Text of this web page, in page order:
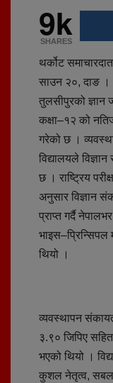
9k
SHARES
थर्कोट
साउन २०, दाङ ।
तुलसीपुरको ज्ञान
कक्षा–१२ को
गरेको छ ।
विद्यालयले
छ । राष्ट्रिय
अनुसार विज्ञान
प्राप्त गर्दै
थियो ।
व्यवस्थापन
३.९० जिपिए
भएको थियो ।
कुशल नेतृत्व, सबल